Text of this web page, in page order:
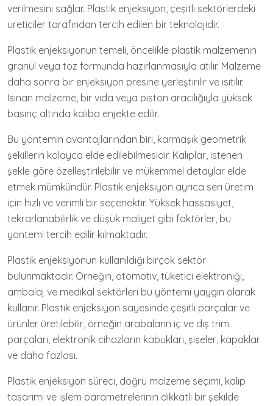
verilmesini sağlar. Plastik enjeksiyon, çeşitli sektörlerdeki
üreticiler tarafından tercih edilen bir teknolojidir.
Plastik enjeksiyonun temeli, öncelikle plastik malzemenin
granül veya toz formunda hazırlanmasıyla atılır. Malzeme
daha sonra bir enjeksiyon presine yerleştirilir ve ısıtılır.
Isınan malzeme, bir vida veya piston aracılığıyla yüksek
basınç altında kalıba enjekte edilir.
Bu yöntemin avantajlarından biri, karmaşık geometrik
şekillerin kolayca elde edilebilmesidir. Kalıplar, istenen
şekle göre özelleştirilebilir ve mükemmel detaylar elde
etmek mümkündür. Plastik enjeksiyon ayrıca seri üretim
için hızlı ve verimli bir seçenektir. Yüksek hassasiyet,
tekrarlanabilirlik ve düşük maliyet gibi faktörler, bu
yöntemi tercih edilir kılmaktadır.
Plastik enjeksiyonun kullanıldığı birçok sektör
bulunmaktadır. Örneğin, otomotiv, tüketici elektroniği,
ambalaj ve medikal sektörleri bu yöntemi yaygın olarak
kullanır. Plastik enjeksiyon sayesinde çeşitli parçalar ve
ürünler üretilebilir, örneğin arabaların iç ve dış trim
parçaları, elektronik cihazların kabukları, şişeler, kapaklar
ve daha fazlası.
Plastik enjeksiyon süreci, doğru malzeme seçimi, kalıp
tasarımı ve işlem parametrelerinin dikkatli bir şekilde